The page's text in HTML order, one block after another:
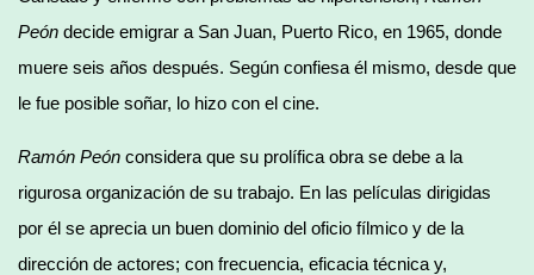
Peón decide emigrar a San Juan, Puerto Rico, en 1965, donde
muere seis años después. Según confiesa él mismo, desde que
le fue posible soñar, lo hizo con el cine.
Ramón Peón considera que su prolífica obra se debe a la
rigurosa organización de su trabajo. En las películas dirigidas
por él se aprecia un buen dominio del oficio fílmico y de la
dirección de actores; con frecuencia, eficacia técnica y,